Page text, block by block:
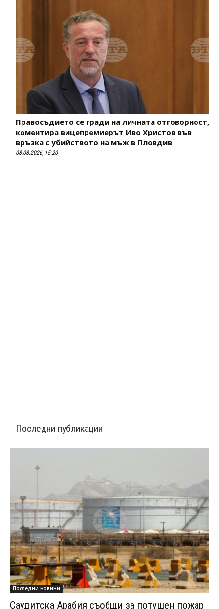
Правосъдието се гради на личната отговорност,
коментира вицепремиерът Иво Христов във
връзка с убийството на мъж в Пловдив
08.08.2026, 15:20
Последни публикации
Последни новини
Саудитска Арабия съобщи за потушен пожар